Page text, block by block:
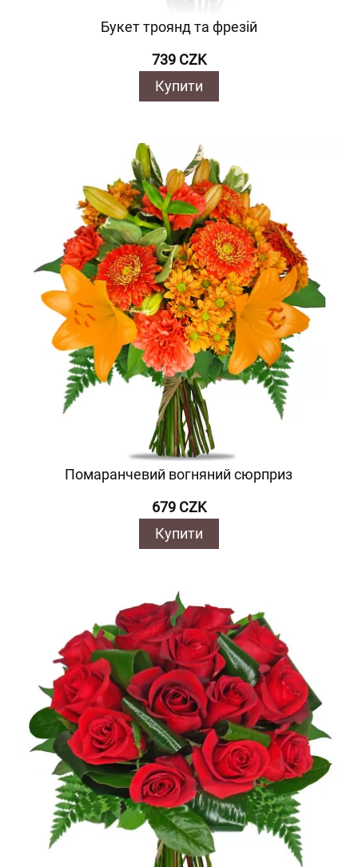
Букет троянд та фрезій
739 CZK
Купити
Помаранчевий вогняний сюрприз
679 CZK
Купити